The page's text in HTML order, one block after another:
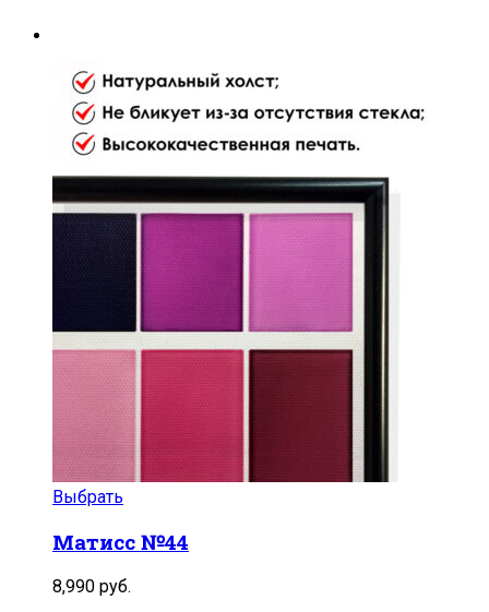
Выбрать
Матисс №44
8,990 руб.